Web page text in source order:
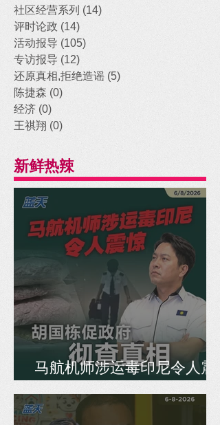
社区经营系列 (14)
评时论政 (14)
活动报导 (105)
专访报导 (12)
还原真相,拒绝造谣 (5)
陈捷森 (0)
经济 (0)
王祺翔 (0)
新鲜热辣
马航机师涉运毒印尼令人震